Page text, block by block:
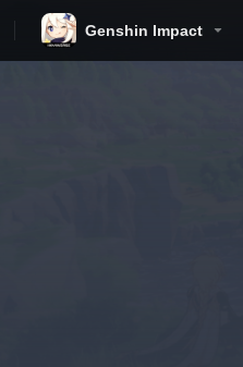
Genshin Impact